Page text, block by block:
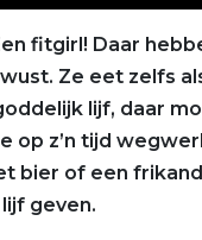
fitgirl! Daar
Ze eet zelfs
lijf, daar
op z’n tijd
bier of een
geven.